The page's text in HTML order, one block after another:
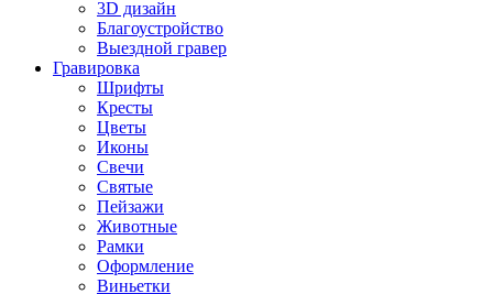
3D дизайн
Благоустройство
Выездной гравер
Гравировка
Шрифты
Кресты
Цветы
Иконы
Свечи
Святые
Пейзажи
Животные
Рамки
Оформление
Виньетки